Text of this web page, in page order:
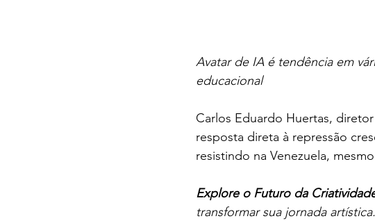
Avatar de IA é tendência em
educacional
Carlos Eduardo Huertas,
resposta direta à repressão
resistindo na Venezuela,
Explore o Futuro da
transformar sua jornada